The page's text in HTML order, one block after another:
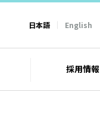
日本語 English
採用情報